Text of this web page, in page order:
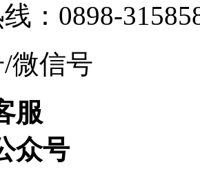
：0898-
微信号
服
众号